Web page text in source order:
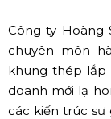
Công ty Hoàng
chuyên môn
khung thép lắp
doanh mới lạ
các kiến trúc sư